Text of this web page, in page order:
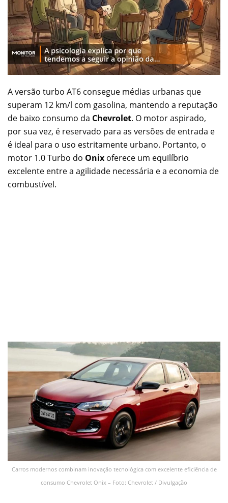
A versão turbo AT6 consegue médias urbanas que
superam 12 km/l com gasolina, mantendo a reputação
de baixo consumo da Chevrolet. O motor aspirado,
por sua vez, é reservado para as versões de entrada e
é ideal para o uso estritamente urbano. Portanto, o
motor 1.0 Turbo do Onix oferece um equilíbrio
excelente entre a agilidade necessária e a economia de
combustível.
Carros modernos combinam inovação tecnológica com excelente eficiência de
consumo Chevrolet Onix – Foto: Chevrolet / Divulgação